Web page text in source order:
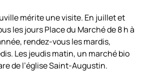
mérite une visite. En juillet et
les jours Place du Marché de 8 h à
rendez-vous les mardis,
Les jeudis matin, un marché bio
de l’église Saint-Augustin.